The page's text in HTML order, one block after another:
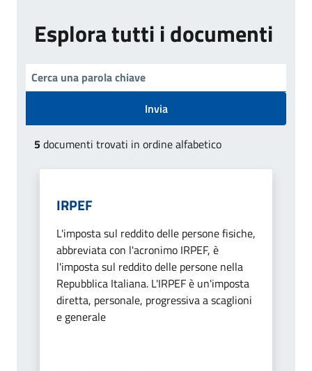
Esplora tutti i documenti
Invia
5documenti trovati in ordine alfabetico
IRPEF
L'imposta sul reddito delle persone fisiche,
abbreviata con l'acronimo IRPEF, è
l'imposta sul reddito delle persone nella
Repubblica Italiana. L'IRPEF è un'imposta
diretta, personale, progressiva a scaglioni
e generale